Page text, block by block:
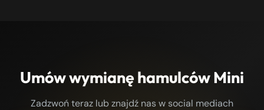
Umów wymianę hamulców Mini
Zadzwoń teraz lub znajdź nas w social mediach